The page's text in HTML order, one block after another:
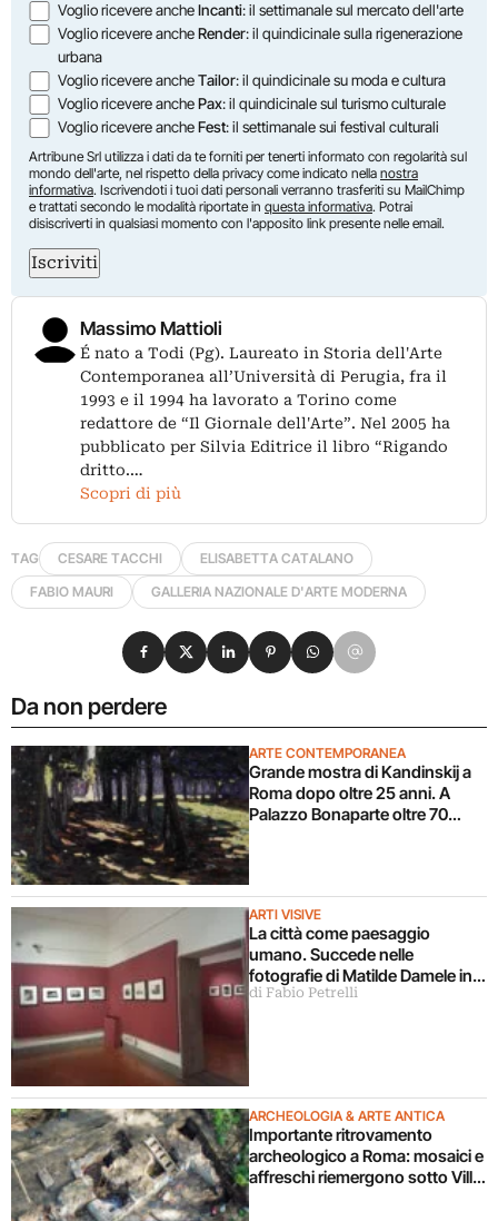
Voglio ricevere ancheIncanti: il settimanale sul mercato dell'arte
Voglio ricevere ancheRender: il quindicinale sulla rigenerazione
urbana
Voglio ricevere ancheTailor: il quindicinale su moda e cultura
Voglio ricevere anchePax: il quindicinale sul turismo culturale
Voglio ricevere ancheFest: il settimanale sui festival culturali
Artribune Srl utilizza i dati da te forniti per tenerti informato con regolarità sul
mondo dell'arte, nel rispetto della privacy come indicato nella nostra
informativa. Iscrivendoti i tuoi dati personali verranno trasferiti su MailChimp
e trattati secondo le modalità riportate in questa informativa. Potrai
disiscriverti in qualsiasi momento con l'apposito link presente nelle email.
Iscriviti
Massimo Mattioli
É nato a Todi (Pg). Laureato in Storia dell'Arte
Contemporanea all’Università di Perugia, fra il
1993 e il 1994 ha lavorato a Torino come
redattore de “Il Giornale dell'Arte”. Nel 2005 ha
pubblicato per Silvia Editrice il libro “Rigando
dritto.…
Scopri di più
TAG CESARE TACCHI
ELISABETTA CATALANO
FABIO MAURI
GALLERIA NAZIONALE D'ARTE MODERNA
Da non perdere
ARTE CONTEMPORANEA
Grande mostra di Kandinskij a
Roma dopo oltre 25 anni. A
Palazzo Bonaparte oltre 70
ARTI VISIVE
La città come paesaggio
umano. Succede nelle
fotografie di Matilde Damele in
mostra a Roma
di Fabio Petrelli
ARCHEOLOGIA & ARTE ANTICA
Importante ritrovamento
archeologico a Roma: mosaici e
affreschi riemergono sotto Villa
Condividi su Facebook
Condividi su X
Condividi su LinkedIn
Condividi su Pinterest
Condividi su WhatsApp
Condividi su Email